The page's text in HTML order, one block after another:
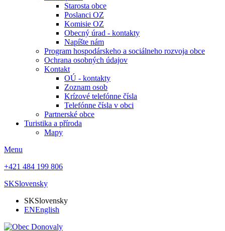
Starosta obce
Poslanci OZ
Komisie OZ
Obecný úrad - kontakty
Napíšte nám
Program hospodárskeho a sociálneho rozvoja obce
Ochrana osobných údajov
Kontakt
OÚ - kontakty
Zoznam osob
Krízové telefónne čísla
Telefónne čísla v obci
Partnerské obce
Turistika a příroda
Mapy
Menu
+421 484 199 806
SKSlovensky
SKSlovensky
ENEnglish